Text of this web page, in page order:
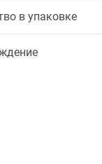
в упаковке